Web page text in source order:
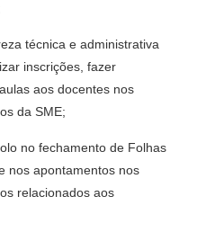
técnica e administrativa
inscrições, fazer
aos docentes nos
da SME;
no fechamento de Folhas
nos apontamentos nos
relacionados aos